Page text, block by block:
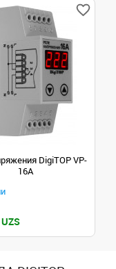
DigiTOP VP-
16A